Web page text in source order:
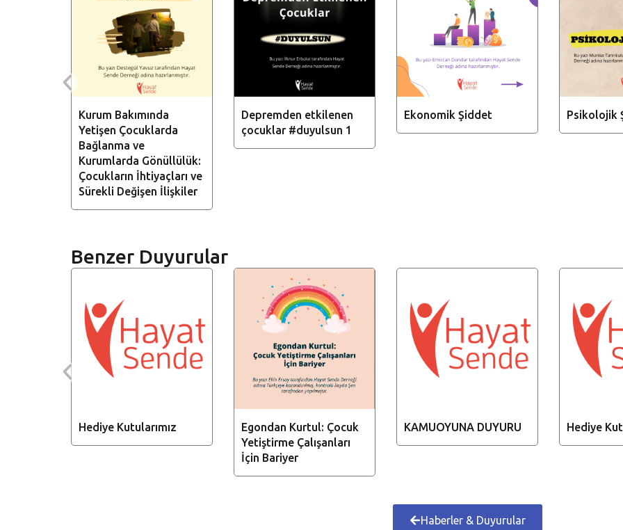
Kurum Bakımında
Yetişen Çocuklarda
Bağlanma ve
Kurumlarda Gönüllülük:
Çocukların İhtiyaçları ve
Sürekli Değişen İlişkiler
Depremden etkilenen
çocuklar #duyulsun 1
Ekonomik Şiddet Psikolojik
Benzer Duyurular
Hediye Kutularımız
Egondan Kurtul: Çocuk
Yetiştirme Çalışanları
İçin Bariyer
KAMUOYUNA DUYURU Hediye
Haberler & Duyurular